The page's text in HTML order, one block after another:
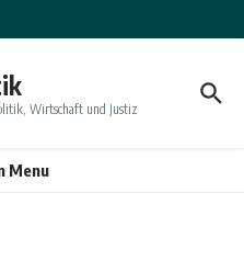
Wirtschaft und Justiz
Menu